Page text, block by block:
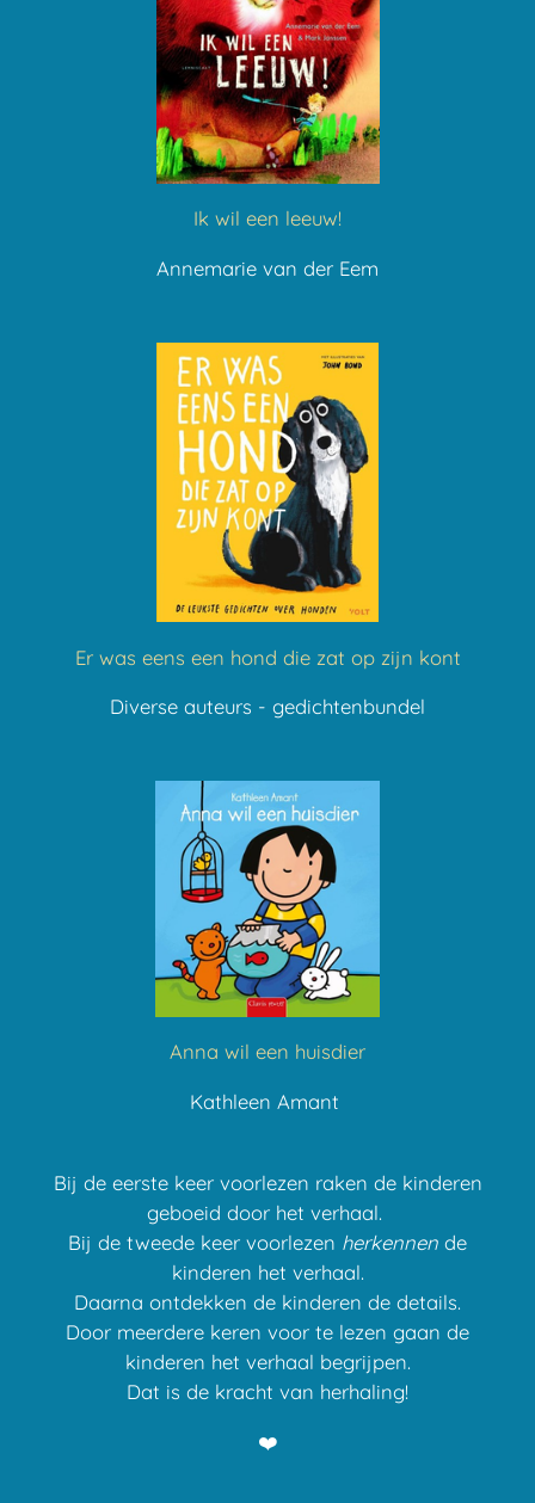
Ik wil een leeuw!
Annemarie van der Eem
Er was eens een hond die zat op zijn kont
Diverse auteurs - gedichtenbundel
Anna wil een huisdier
Kathleen Amant
Bij de eerste keer voorlezen raken de kinderen
geboeid door het verhaal.
Bij de tweede keer voorlezen herkennen de
kinderen het verhaal.
Daarna ontdekken de kinderen de details.
Door meerdere keren voor te lezen gaan de
kinderen het verhaal begrijpen.
Dat is de kracht van herhaling!
❤️